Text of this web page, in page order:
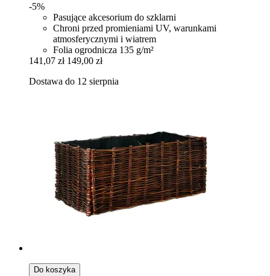
-5%
Pasujące akcesorium do szklarni
Chroni przed promieniami UV, warunkami
atmosferycznymi i wiatrem
Folia ogrodnicza 135 g/m²
141,07 zł 149,00 zł
Dostawa do 12 sierpnia
Do koszyka